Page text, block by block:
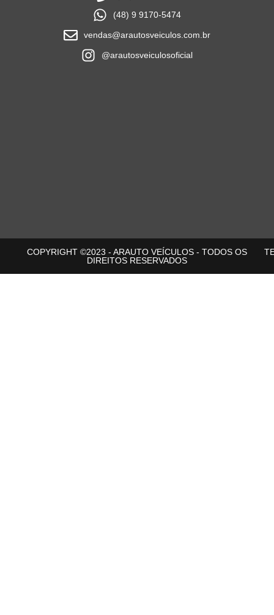
(48) 9 9170-5474
vendas@arautosveiculos.com.br
@arautosveiculosoficial
COPYRIGHT ©2023 - ARAUTO VEÍCULOS - TODOS OS
DIREITOS RESERVADOS